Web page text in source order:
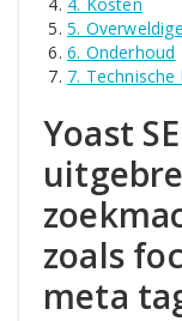
5.
6. Onderhoud
7.
Yoast
zoals
meta